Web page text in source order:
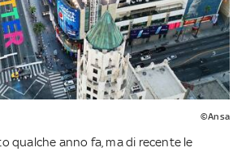
©Ansa
qualche anno fa, ma di recente le